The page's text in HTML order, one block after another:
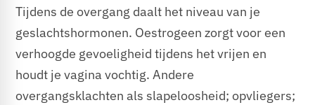
Tijdens de overgang daalt het niveau van je
geslachtshormonen. Oestrogeen zorgt voor een
verhoogde gevoeligheid tijdens het vrijen en
houdt je vagina vochtig. Andere
overgangsklachten als slapeloosheid; opvliegers;